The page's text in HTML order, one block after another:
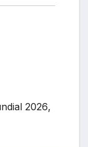
2026,